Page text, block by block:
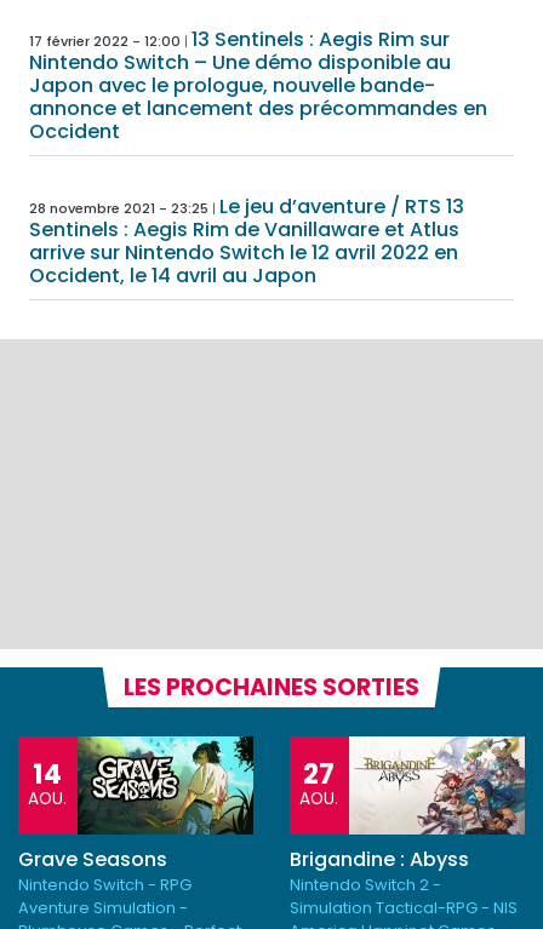
17 février 2022 - 12:00
13 Sentinels : Aegis Rim sur
Nintendo Switch – Une démo disponible au
Japon avec le prologue, nouvelle bande-
annonce et lancement des précommandes en
Occident
28 novembre 2021 - 23:25
Le jeu d’aventure / RTS 13
Sentinels : Aegis Rim de Vanillaware et Atlus
arrive sur Nintendo Switch le 12 avril 2022 en
Occident, le 14 avril au Japon
LES PROCHAINES SORTIES
14
AOU.
Grave Seasons
Nintendo Switch - RPG
Aventure Simulation -
27
AOU.
Brigandine : Abyss
Nintendo Switch 2 -
Simulation Tactical-RPG - NIS